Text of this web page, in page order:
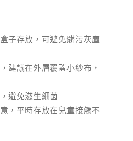
子存放，可避免髒污灰塵
建議在外層覆蓋小紗布，
避免滋生細菌
，平時存放在兒童接觸不